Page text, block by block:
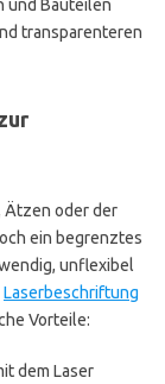
und Bauteilen
transparenteren
Ätzen oder der
ein begrenztes
unflexibel
Laserbeschriftung
Vorteile:
dem Laser